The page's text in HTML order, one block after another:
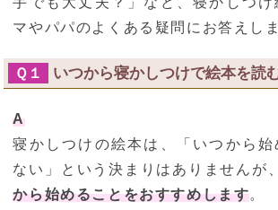
マやパパのよくある疑問にお答えしま
Ｑ１ いつから寝かしつけで絵本を読
A
寝かしつけの絵本は、「いつから始
ない」という決まりはありませんが
から始めることをおすすめします。